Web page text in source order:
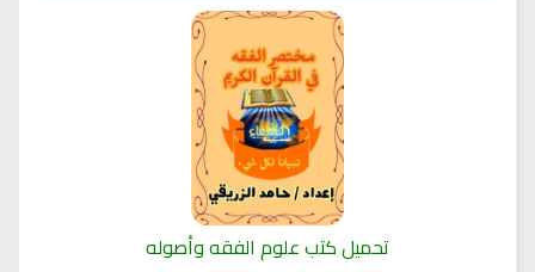
تحميل كتب علوم الفقه وأصوله